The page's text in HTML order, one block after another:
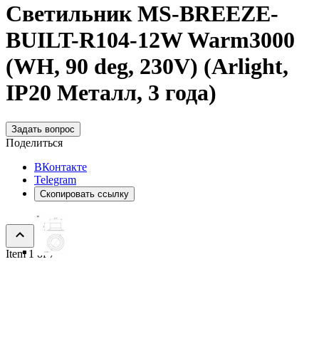
Светильник MS-BREEZE-
BUILT-R104-12W Warm3000
(WH, 90 deg, 230V) (Arlight,
IP20 Металл, 3 года)
Задать вопрос
Поделиться
ВКонтакте
Telegram
Скопировать ссылку
Item 1 of 7